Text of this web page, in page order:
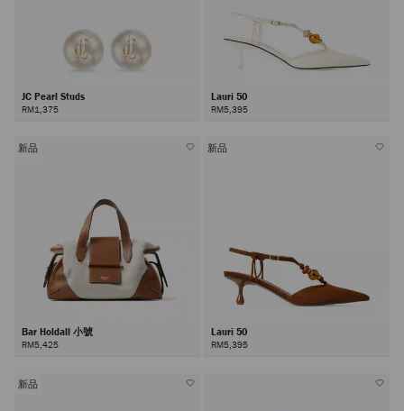
JC Pearl Studs
RM1,375
Lauri 50
RM5,395
新品
Bar Holdall 小號
RM5,425
新品
Lauri 50
RM5,395
新品